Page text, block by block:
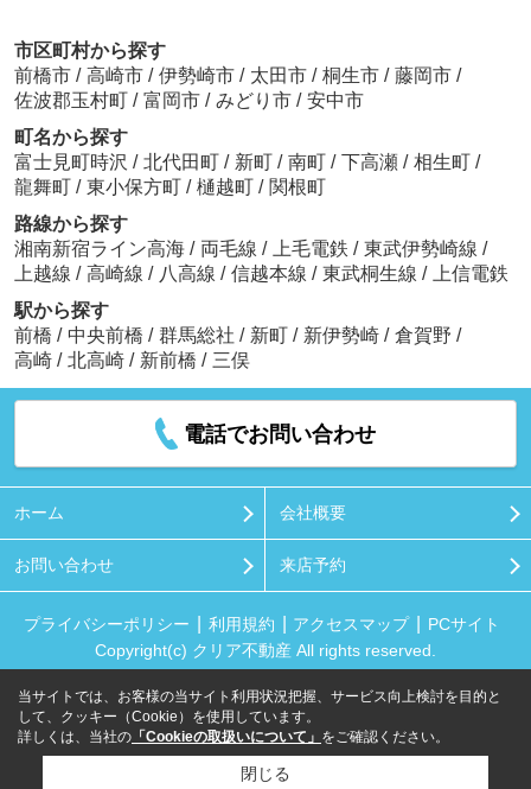
市区町村から探す
前橋市 / 高崎市 / 伊勢崎市 / 太田市 / 桐生市 / 藤岡市 /
佐波郡玉村町 / 富岡市 / みどり市 / 安中市
町名から探す
富士見町時沢 / 北代田町 / 新町 / 南町 / 下高瀬 / 相生町 /
龍舞町 / 東小保方町 / 樋越町 / 関根町
路線から探す
湘南新宿ライン高海 / 両毛線 / 上毛電鉄 / 東武伊勢崎線 /
上越線 / 高崎線 / 八高線 / 信越本線 / 東武桐生線 /
上信電鉄
駅から探す
前橋 / 中央前橋 / 群馬総社 / 新町 / 新伊勢崎 / 倉賀野 /
高崎 / 北高崎 / 新前橋 / 三俣
電話でお問い合わせ
ホーム 会社概要
お問い合わせ 来店予約
プライバシーポリシー 利用規約 アクセスマップ
PCサイト
Copyright(c) クリア不動産 All rights reserved.
当サイトでは、お客様の当サイト利用状況把握、サービス向上検討を目的と
して、クッキー（Cookie）を使用しています。
詳しくは、当社の 「Cookieの取扱いについて」 をご確認ください。
閉じる